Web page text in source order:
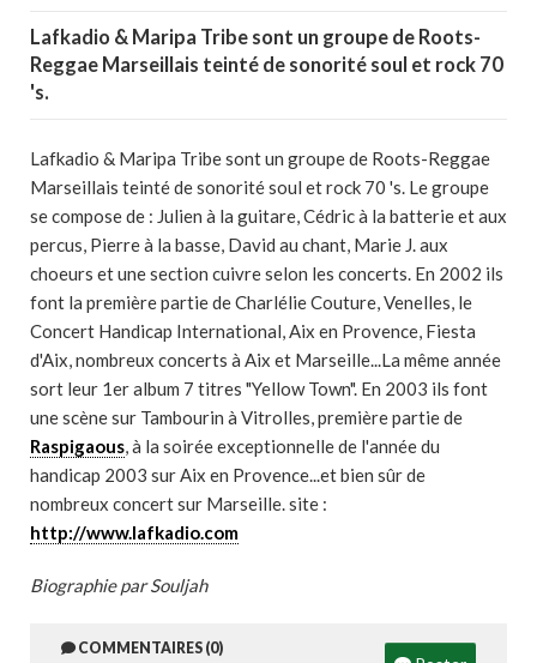
Lafkadio & Maripa Tribe sont un groupe de Roots-
Reggae Marseillais teinté de sonorité soul et rock 70
's.
Lafkadio & Maripa Tribe sont un groupe de Roots-Reggae
Marseillais teinté de sonorité soul et rock 70 's. Le groupe
se compose de : Julien à la guitare, Cédric à la batterie et aux
percus, Pierre à la basse, David au chant, Marie J. aux
choeurs et une section cuivre selon les concerts. En 2002 ils
font la première partie de Charlélie Couture, Venelles, le
Concert Handicap International, Aix en Provence, Fiesta
d'Aix, nombreux concerts à Aix et Marseille...La même année
sort leur 1er album 7 titres "Yellow Town". En 2003 ils font
une scène sur Tambourin à Vitrolles, première partie de
Raspigaous, à la soirée exceptionnelle de l'année du
handicap 2003 sur Aix en Provence...et bien sûr de
nombreux concert sur Marseille. site :
http://www.lafkadio.com
Biographie par Souljah
COMMENTAIRES (0)